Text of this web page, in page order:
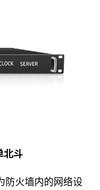
北斗
防火墙内的网络设